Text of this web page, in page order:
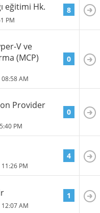
eğitimi Hk.
PM
8
V ve
(MCP)
08:58 AM
0
Provider
PM
0
11:26 PM
4
12:07 AM
1